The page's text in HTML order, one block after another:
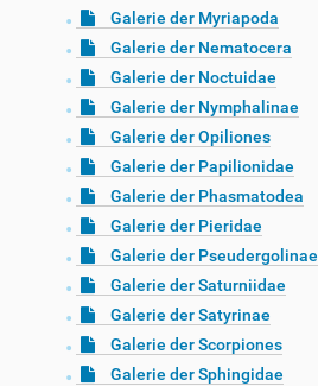
Galerie der Myriapoda
Galerie der Nematocera
Galerie der Noctuidae
Galerie der Nymphalinae
Galerie der Opiliones
Galerie der Papilionidae
Galerie der Phasmatodea
Galerie der Pieridae
Galerie der Pseudergolinae
Galerie der Saturniidae
Galerie der Satyrinae
Galerie der Scorpiones
Galerie der Sphingidae